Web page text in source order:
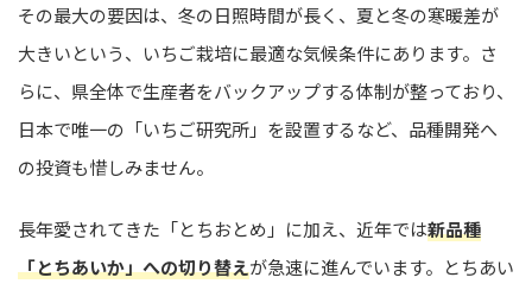
その最大の要因は、冬の日照時間が長く、夏と冬の寒暖差が
大きいという、いちご栽培に最適な気候条件にあります。さ
らに、県全体で生産者をバックアップする体制が整っており、
日本で唯一の「いちご研究所」を設置するなど、品種開発へ
の投資も惜しみません。
長年愛されてきた「とちおとめ」に加え、近年では新品種
「とちあいか」への切り替えが急速に進んでいます。とちあい